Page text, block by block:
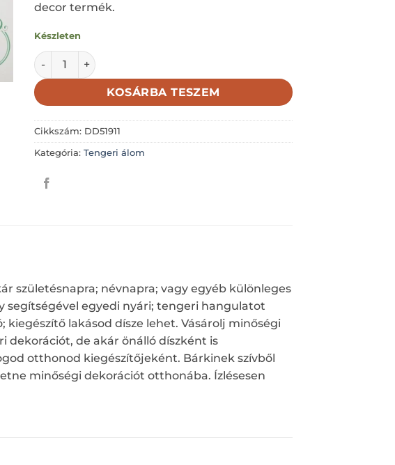
decor termék.
Készleten
Tengeri csillag; türkiz; natúr akasztóval; 8cm mennyiség
KOSÁRBA TESZEM
Cikkszám: DD51911
Kategória:Tengeri álom
születésnapra; névnapra; vagy egyéb különleges
segítségével egyedi nyári; tengeri hangulatot
lakásod dísze lehet. Vásárolj minőségi
dekorációt, de akár önálló díszként is
otthonod kiegészítőjeként. Bárkinek szívből
minőségi dekorációt otthonába. Ízlésesen